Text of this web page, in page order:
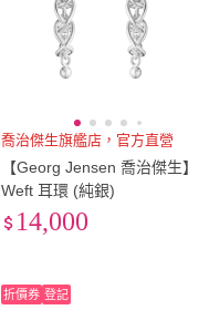
喬治傑生旗艦店，官方直營
【Georg Jensen 喬治傑生】
Weft 耳環 (純銀)
14,000
折價券 登記